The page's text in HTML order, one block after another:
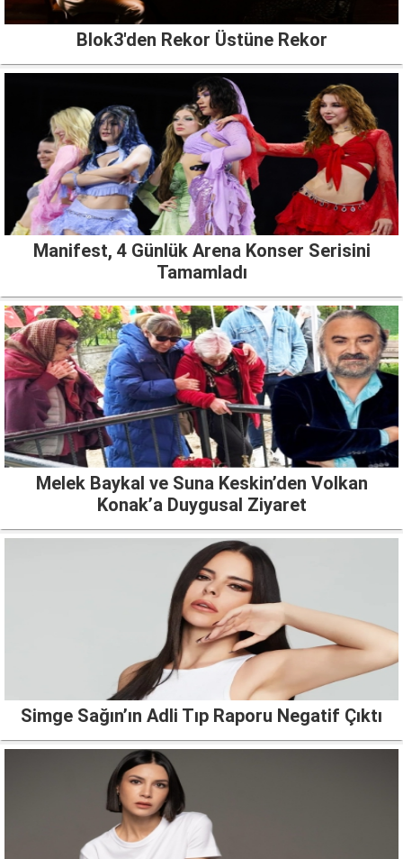
Blok3'den Rekor Üstüne Rekor
Manifest, 4 Günlük Arena Konser Serisini
Tamamladı
Melek Baykal ve Suna Keskin’den Volkan
Konak’a Duygusal Ziyaret
Simge Sağın’ın Adli Tıp Raporu Negatif Çıktı